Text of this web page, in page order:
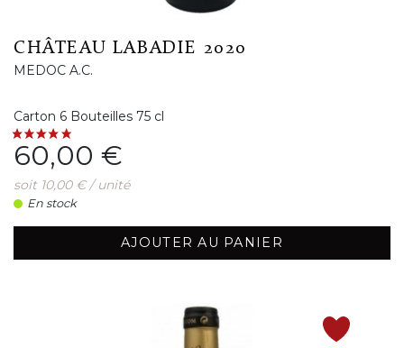
CHÂTEAU LABADIE 2020
MEDOC A.C.
Carton 6 Bouteilles 75 cl
Prix
60,00 €
soit 10,00 € / unité
En stock
AJOUTER AU PANIER